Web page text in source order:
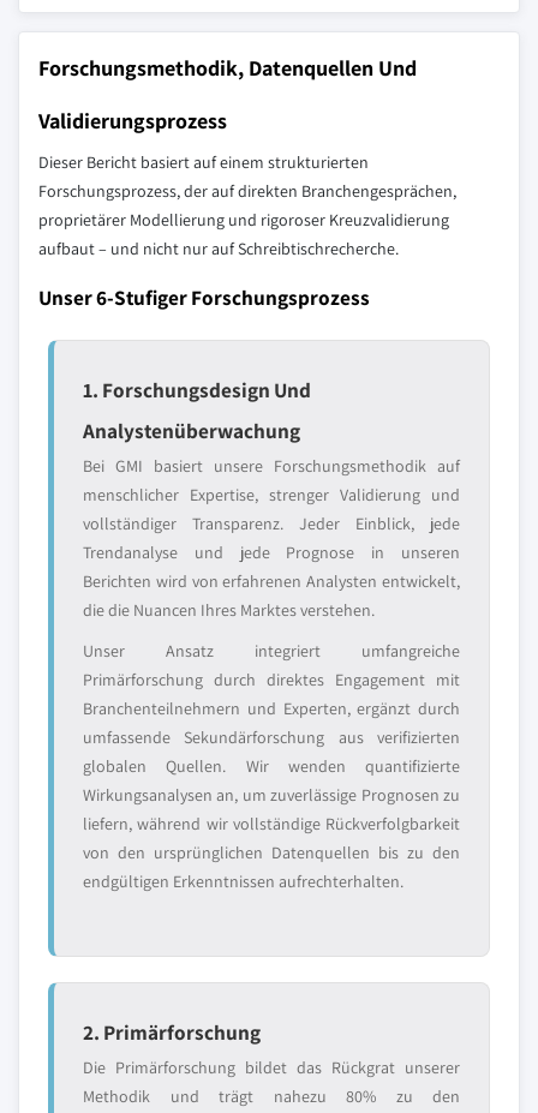
Forschungsmethodik, Datenquellen Und
Validierungsprozess
Dieser Bericht basiert auf einem strukturierten
Forschungsprozess, der auf direkten Branchengesprächen,
proprietärer Modellierung und rigoroser Kreuzvalidierung
aufbaut – und nicht nur auf Schreibtischrecherche.
Unser 6-Stufiger Forschungsprozess
1. Forschungsdesign Und
Analystenüberwachung
Bei GMI basiert unsere Forschungsmethodik auf
menschlicher Expertise, strenger Validierung und
vollständiger Transparenz. Jeder Einblick, jede
Trendanalyse und jede Prognose in unseren
Berichten wird von erfahrenen Analysten entwickelt,
die die Nuancen Ihres Marktes verstehen.
Unser Ansatz integriert umfangreiche
Primärforschung durch direktes Engagement mit
Branchenteilnehmern und Experten, ergänzt durch
umfassende Sekundärforschung aus verifizierten
globalen Quellen. Wir wenden quantifizierte
Wirkungsanalysen an, um zuverlässige Prognosen zu
liefern, während wir vollständige Rückverfolgbarkeit
von den ursprünglichen Datenquellen bis zu den
endgültigen Erkenntnissen aufrechterhalten.
2. Primärforschung
Die Primärforschung bildet das Rückgrat unserer
Methodik und trägt nahezu 80% zu den